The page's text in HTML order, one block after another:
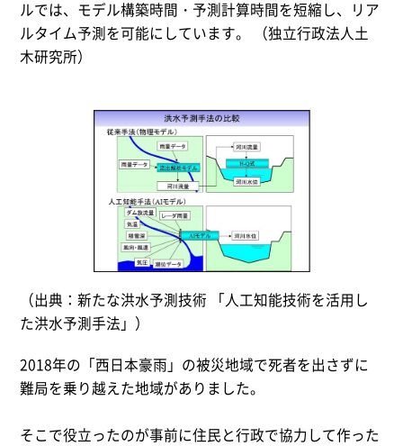
ルでは、モデル構築時間・予測計算時間を短縮し、リア
ルタイム予測を可能にしています。 （独立行政法人土
木研究所）
（出典：新たな洪水予測技術 「人工知能技術を活用し
た洪水予測手法」）
2018年の「西日本豪雨」の被災地域で死者を出さずに
難局を乗り越えた地域がありました。
そこで役立ったのが事前に住民と行政で協力して作った